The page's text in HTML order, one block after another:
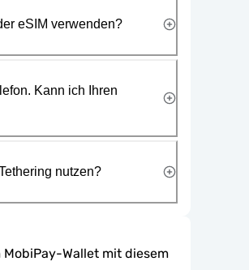
eSIM verwenden?
Kann ich Ihren
nutzen?
MobiPay-Wallet mit diesem